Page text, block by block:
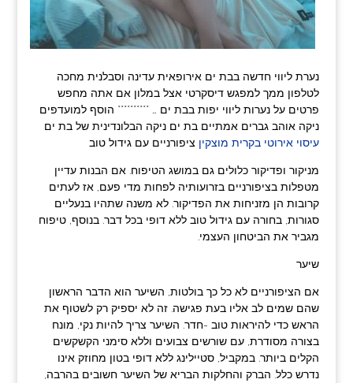
נערת ליווי חדשה בבת ים אירופאית עדינה וסבלנית מחכה
לטלפון ממך למפגש דיסקרטי אצל במלון אם אתה מחפש
פרטים על נערות ליווי יפות בבת ים … ********** הוסף למועדפים
ניקה אוהב גברים אמתיים בת ים ניקה הבלונדינית של בת ים
עיסוי אירוטי בקרית מוצקין ציפורניים עם גידול טוב
מניקור ופדיקור כלולים גם במושג הטיפוח. אם הבנות עדיין
מטפלות בציפורניים בזרועותיה לפחות מדי פעם, אז לעתים
קרובות הן מזניחות את הפדיקור. לא משנה שתהיו בנעליים
סגורות, בחורה עם גידול טוב ללא דופי בכל דבר. בנוסף, טיפוח
מגביר את הביטחון העצמי.
שיער
אם הציפורניים לא כל כך בולטות, השיער הוא הדבר הראשון
שהם שמים לב אליו בעת פגישה. זה לא יספיק רק לשטוף את
הראש כדי להיראות טוב -חדר. השיער צריך להיות נקי, מונח
בצורה מסודרת, עם שורשים צבועים וללא סימני הקשקשים
הקלים ביותר. במקביל, סטיילינג ללא דופי בטון מחוזק אינו
נדרש כלל. הברק והחלקות הבריא של השיער חשובים בהרבה,